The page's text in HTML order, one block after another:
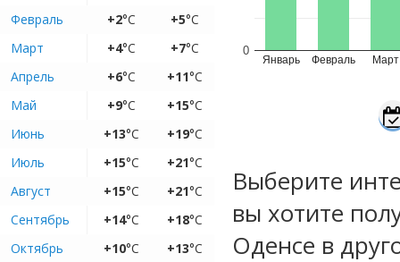
Февраль
+2°C +5°C
Март
+4°C +7°C
Апрель
+6°C +11°C
Май
+9°C +15°C
Июнь
+13°C +19°C
Июль
+15°C +21°C
Август
+15°C +21°C
Сентябрь
+14°C +18°C
Октябрь
+10°C +13°C
Январь Февраль Март
0
Выберите
вы хотите
Оденсе в